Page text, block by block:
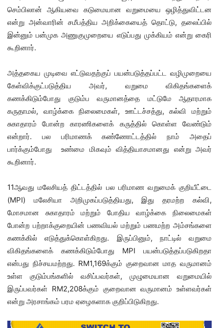
செம்பிலான் ஆகியவை கடுமையான வறுமையை ஒழித்துவிட்டன
என்று அன்வாரின் சமீபத்திய அறிக்கையைத் தொட்டு, தலைப்பில்
இன்னும் பன்முக அணுகுமுறையை எடுப்பது முக்கியம் என்று கைரி
கூறினார்.
அத்தகைய முடிவை எட்டுவதற்குப் பயன்படுத்தப்பட்ட வழிமுறையை
கேள்விக்குட்படுத்திய அவர், வறுமை விகிதங்களைக்
கணக்கிடும்போது குடும்ப வருமானத்தை மட்டுமே ஆதாரமாக
கருதாமல், வாழ்க்கை நிலைமைகள், ஊட்டச்சத்து, கல்வி மற்றும்
சுகாதாரம் போன்ற காரணிகளைக் கருத்தில் கொள்ள வேண்டும்
என்றார். பல பரிமாணக் கண்ணோட்டத்தில் நாம் அதைப்
பார்க்கும்போது உண்மை மிகவும் வித்தியாசமானது என்று அவர்
கூறினார்.
11ஆவது மலேசியத் திட்டத்தில் பல பரிமாண வறுமைக் குறியீட்டை
(MPI) மலேசியா அறிமுகப்படுத்தியது, இது தரமற்ற கல்வி,
மோசமான சுகாதாரம் மற்றும் போதிய வாழ்க்கை நிலைமைகள்
போன்ற பற்றாக்குறையின் பணவியல் மற்றும் பணமற்ற அம்சங்களை
கணக்கில் எடுத்துக்கொள்கிறது. இருப்பினும், நாட்டில் வறுமை
விகிதங்களைக் கணக்கிடும்போது MPI பயன்படுத்தப்படுகிறதா
என்பது நிச்சயமற்றது. RM1,169க்கும் குறைவான மாத வருமானம்
உள்ள குடும்பங்களில் வசிப்பவர்கள், முழுமையான வறுமையில்
இருப்பவர்கள் RM2,208க்கும் குறைவான வருமானம் உள்ளவர்கள்
என்று அரசாங்கம் பரம ஏழைகளாக குறிப்பிடுகிறது.